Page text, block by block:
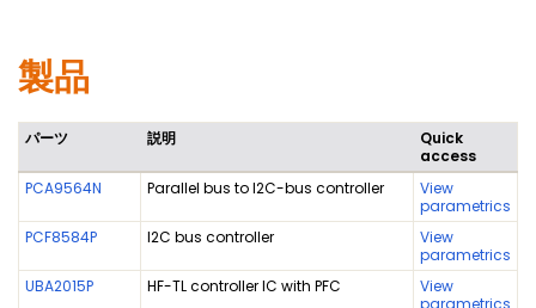
製品
パーツ 説明
Quick
access
PCA9564N
Parallel bus to I2C-bus controller
View
parametrics
PCF8584P
I2C bus controller
View
parametrics
UBA2015P
HF-TL controller IC with PFC
View